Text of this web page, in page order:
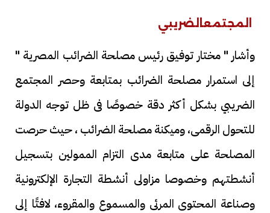
المجتمعالضريبي
وأشار " مختار توفيق رئيس مصلحة الضرائب المصرية "
إلى استمرار مصلحة الضرائب بمتابعة وحصر المجتمع
الضريبي بشكل أكثر دقة خصوصًا فى ظل توجه الدولة
للتحول الرقمى، وميكنة مصلحة الضرائب ، حيث حرصت
المصلحة على متابعة مدى التزام الممولين بتسجيل
أنشطتهم وخصوصا مزاولى أنشطة التجارة الإلكترونية
وصناعة المحتوى المرئى والمسموع والمقروء، لافتًا إلى